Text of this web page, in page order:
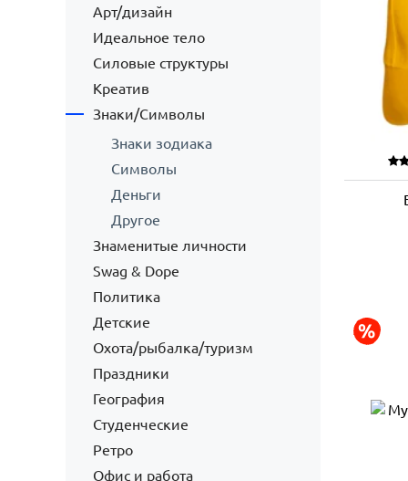
Арт/дизайн
Идеальное тело
Силовые структуры
Креатив
Знаки/Символы
Знаки зодиака
Символы
Деньги
Другое
Знаменитые личности
Swag & Dope
Политика
Детские
Охота/рыбалка/туризм
Праздники
География
Студенческие
Ретро
Офис и работа